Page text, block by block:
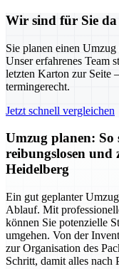
Wir sind für Sie da
Sie planen einen
Unser erfahrenes Team
letzten Karton zur Seite
termingerecht.
Jetzt schnell vergleichen
Umzug planen: So
reibungslosen und
Heidelberg
Ein gut geplanter
Ablauf. Mit
können Sie potenzielle
umgehen. Von der
zur Organisation des
Schritt, damit alles nach